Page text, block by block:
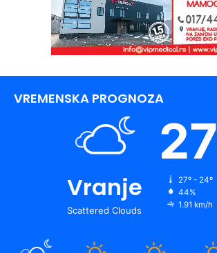
VREMENSKA PROGNOZA
Vranje
Scattered Clouds
27
27º - 24º
44%
1.91 km/h